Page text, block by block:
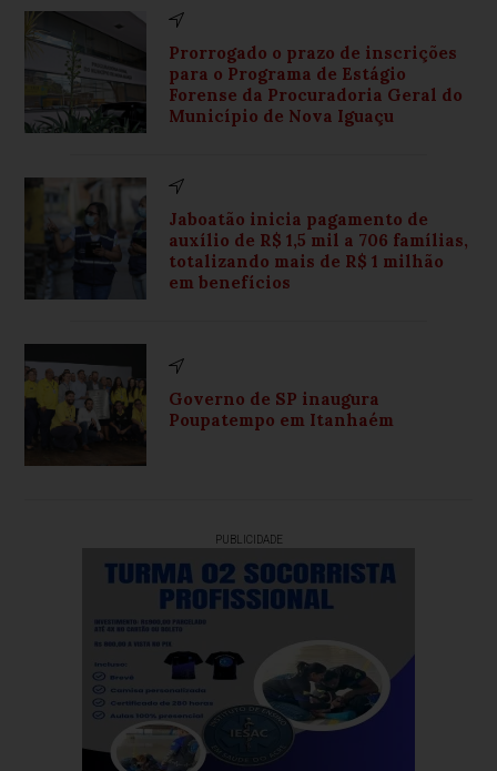
Prorrogado o prazo de inscrições
para o Programa de Estágio
Forense da Procuradoria Geral do
Município de Nova Iguaçu
Jaboatão inicia pagamento de
auxílio de R$ 1,5 mil a 706 famílias,
totalizando mais de R$ 1 milhão
em benefícios
Governo de SP inaugura
Poupatempo em Itanhaém
PUBLICIDADE